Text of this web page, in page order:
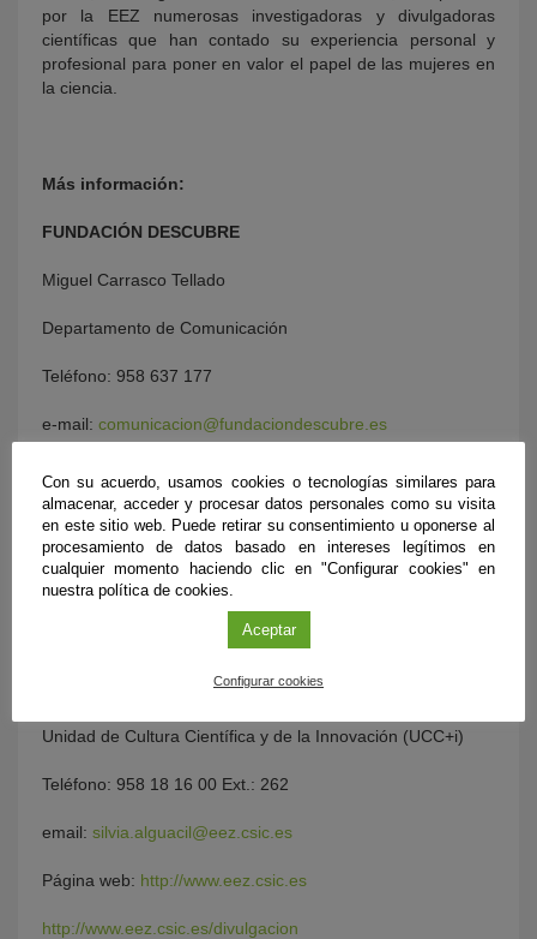
por la EEZ numerosas investigadoras y divulgadoras
científicas que han contado su experiencia personal y
profesional para poner en valor el papel de las mujeres en
la ciencia.
Más información:
FUNDACIÓN DESCUBRE
Miguel Carrasco Tellado
Departamento de Comunicación
Teléfono: 958 637 177
e-mail: comunicacion@fundaciondescubre.es
Página web: www.fundaciondescubre.es
/
cafeconciencia.fundaciondescubre.es
www.facebook.com/cienciadirecta @cienciadirecta
Estación Experimental del Zaidín (EEZ-CSIC)
Unidad de Cultura Científica y de la Innovación (UCC+i)
Teléfono: 958 18 16 00 Ext.: 262
email: silvia.alguacil@eez.csic.es
Página web: http://www.eez.csic.es
http://www.eez.csic.es/divulgacion
Con su acuerdo, usamos cookies o tecnologías similares para
almacenar, acceder y procesar datos personales como su visita
en este sitio web. Puede retirar su consentimiento u oponerse al
procesamiento de datos basado en intereses legítimos en
cualquier momento haciendo clic en "Configurar cookies" en
nuestra política de cookies.
Aceptar
Configurar cookies